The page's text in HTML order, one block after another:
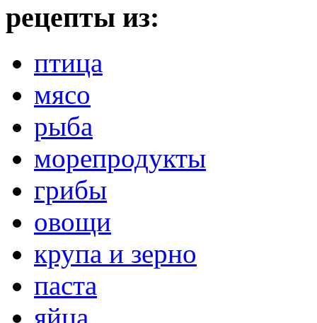
рецепты из:
птица
мясо
рыба
морепродукты
грибы
овощи
крупа и зерно
паста